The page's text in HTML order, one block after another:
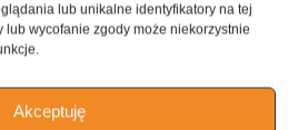
lub unikalne identyfikatory na tej
lub wycofanie zgody może niekorzystnie
Akceptuję
GOTOWANIE